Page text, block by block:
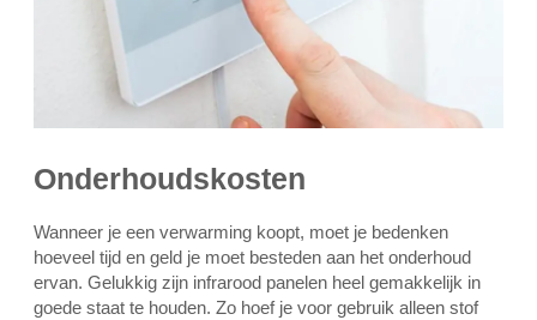
Onderhoudskosten
Wanneer je een verwarming koopt, moet je bedenken
hoeveel tijd en geld je moet besteden aan het onderhoud
ervan. Gelukkig zijn infrarood panelen heel gemakkelijk in
goede staat te houden. Zo hoef je voor gebruik alleen stof